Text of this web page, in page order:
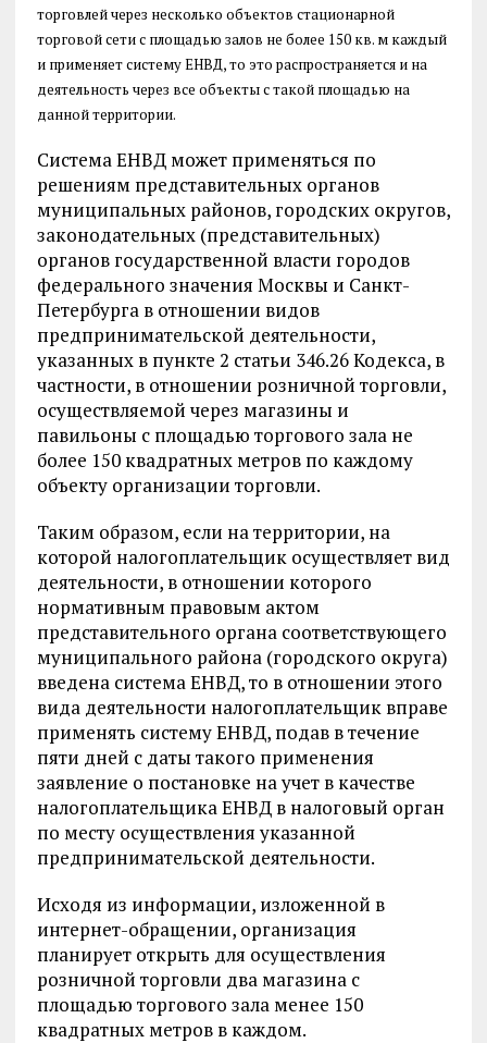
торговлей через несколько объектов стационарной
торговой сети с площадью залов не более 150 кв. м каждый
и применяет систему ЕНВД, то это распространяется и на
деятельность через все объекты с такой площадью на
данной территории.
Система ЕНВД может применяться по
решениям представительных органов
муниципальных районов, городских округов,
законодательных (представительных)
органов государственной власти городов
федерального значения Москвы и Санкт-
Петербурга в отношении видов
предпринимательской деятельности,
указанных в пункте 2 статьи 346.26 Кодекса, в
частности, в отношении розничной торговли,
осуществляемой через магазины и
павильоны с площадью торгового зала не
более 150 квадратных метров по каждому
объекту организации торговли.
Таким образом, если на территории, на
которой налогоплательщик осуществляет вид
деятельности, в отношении которого
нормативным правовым актом
представительного органа соответствующего
муниципального района (городского округа)
введена система ЕНВД, то в отношении этого
вида деятельности налогоплательщик вправе
применять систему ЕНВД, подав в течение
пяти дней с даты такого применения
заявление о постановке на учет в качестве
налогоплательщика ЕНВД в налоговый орган
по месту осуществления указанной
предпринимательской деятельности.
Исходя из информации, изложенной в
интернет-обращении, организация
планирует открыть для осуществления
розничной торговли два магазина с
площадью торгового зала менее 150
квадратных метров в каждом.